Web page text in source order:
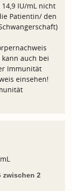
IU/mL nicht
Patientin/ den
auch bei
Immunität
einsehen!
zwischen 2